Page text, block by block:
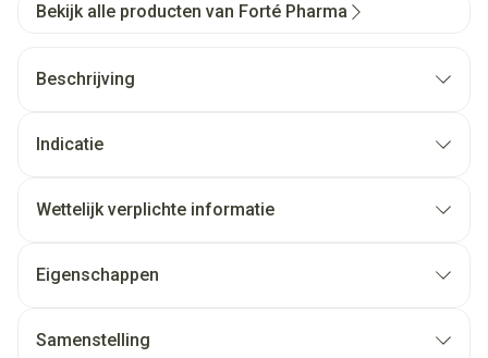
Bekijk alle producten van Forté Pharma
Beschrijving
Indicatie
Wettelijk verplichte informatie
Eigenschappen
Samenstelling